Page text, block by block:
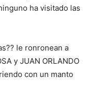
ha visitado las
le ronronean a
y JUAN ORLANDO
con un manto